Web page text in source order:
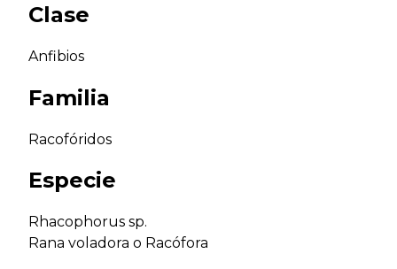
Clase
Anfibios
Familia
Racofóridos
Especie
Rhacophorus sp.
Rana voladora o Racófora